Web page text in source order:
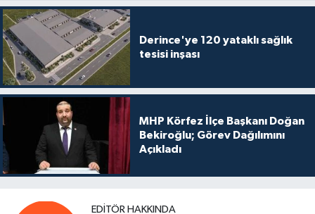
Derince'ye 120 yataklı sağlık
tesisi inşası
MHP Körfez İlçe Başkanı Doğan
Bekiroğlu; Görev Dağılımını
Açıkladı
EDITÖR HAKKINDA